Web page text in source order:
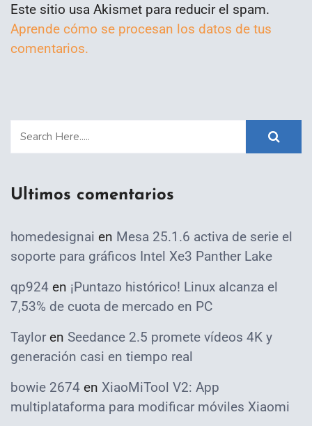
Este sitio usa Akismet para reducir el spam.
Aprende cómo se procesan los datos de tus
comentarios.
Ultimos comentarios
homedesignai en Mesa 25.1.6 activa de serie el
soporte para gráficos Intel Xe3 Panther Lake
qp924 en ¡Puntazo histórico! Linux alcanza el
7,53% de cuota de mercado en PC
Taylor en Seedance 2.5 promete vídeos 4K y
generación casi en tiempo real
bowie 2674 en XiaoMiTool V2: App
multiplataforma para modificar móviles Xiaomi